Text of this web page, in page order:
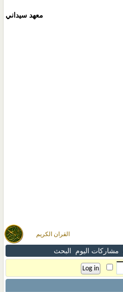
القران الكريم
معهد سيداني
مشاركات اليوم البحث